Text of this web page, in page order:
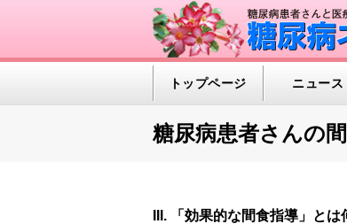
トップページ ニュース
糖尿病患者さんの
III. 「効果的な間食指導」と